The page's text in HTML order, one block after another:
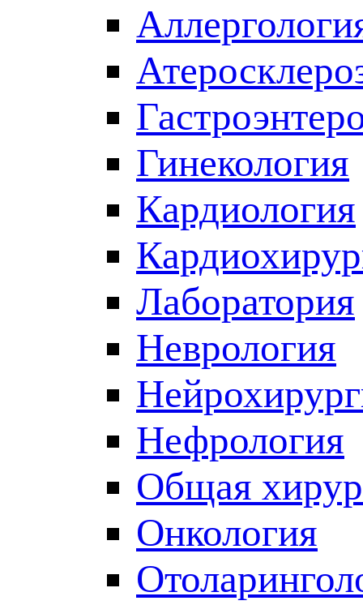
Гинекология
Кардиология
Лаборатория
Неврология
Нефрология
Общая
Онкология